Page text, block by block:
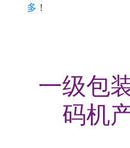
多 ！
一级包
码机